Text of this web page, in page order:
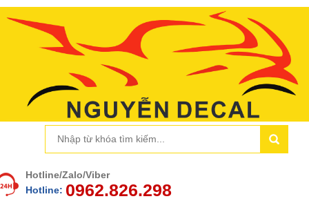
Hotline/Zalo/Viber
Hotline: 0962.826.298